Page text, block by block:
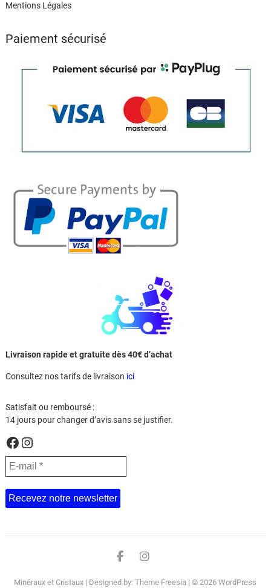
Mentions Légales
Paiement sécurisé
Livraison rapide et gratuite dès 40€ d’achat
Consultez nos tarifs de livraison ici
Satisfait ou remboursé :
14 jours pour changer d’avis sans se justifier.
Facebook
Instagram
Facebook
Instagram
Minéraux et Cristaux | Designed by:Theme Freesia | © 2026WordPress